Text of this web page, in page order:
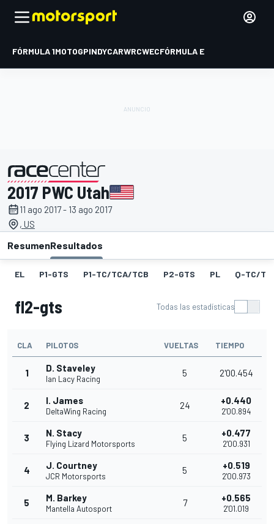
FÓRMULA 1MOTOGPINDYCARWRCWECFÓRMULA E
presentado por
2017 PWC Utah
11 ago 2017 - 13 ago 2017
, US
ResumenResultados
EL P1-GTS P1-TC/TCA/TCB P2-GTS PL Q-TC/
fl2-gts Todas las estadísticas
CLA PILOTOS VUELTAS TIEMPO
1 D. Staveley
Ian Lacy Racing
5 2'00.454
2 I. James
DeltaWing Racing
24 +0.440
2'00.894
3 N. Stacy
Flying Lizard Motorsports
5 +0.477
2'00.931
4 J. Courtney
JCR Motorsports
5 +0.519
2'00.973
5 M. Barkey
Mantella Autosport
7 +0.565
2'01.019